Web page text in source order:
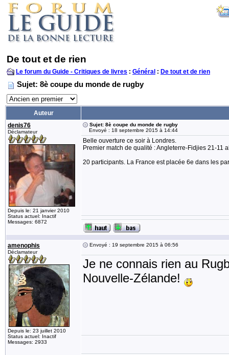
De tout et de rien
Le forum du Guide - Critiques de livres : Général : De tout et de rien
Sujet: 8è coupe du monde de rugby
Auteur
denis76
Déclamateur
Depuis le: 21 janvier 2010
Status actuel: Inactif
Messages: 6872
Sujet: 8è coupe du monde de rugby
Envoyé : 18 septembre 2015 à 14:44
Belle ouverture ce soir à Londres.
Premier match de qualité : Angleterre-Fidjies 21-11
20 participants. La France est placée 6e dans les
amenophis
Déclamateur
Depuis le: 23 juillet 2010
Status actuel: Inactif
Messages: 2933
Envoyé : 19 septembre 2015 à 06:56
Je ne connais rien au
Nouvelle-Zélande!